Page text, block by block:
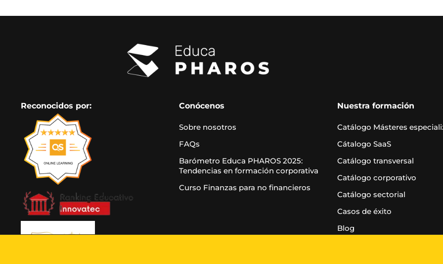
Reconocidos por: Conócenos
Sobre nosotros
FAQs
Barómetro Educa PHAROS 2025:
Tendencias en formación corporativa
Curso Finanzas para no financieros
Nuestra formación
Catálogo Másteres
Cátalogo SaaS
Catálogo transversal
Catálogo corporativo
Catálogo sectorial
Casos de éxito
Blog